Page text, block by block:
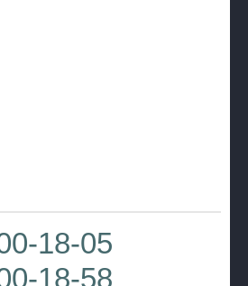
18-05
18-58